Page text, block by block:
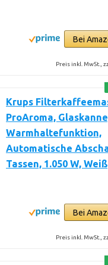
Bei
Preis inkl. MwSt.,
Krups
ProAroma,
Warmhaltefunktion,
Automatische
Tassen, 1.050 W,
Bei
Preis inkl. MwSt.,